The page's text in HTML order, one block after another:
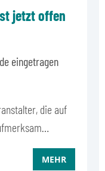
jetzt offen
eingetragen
die auf
MEHR